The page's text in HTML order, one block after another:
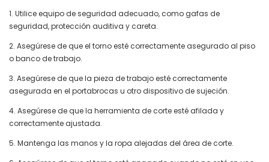
1. Utilice equipo de seguridad adecuado, como gafas de
seguridad, protección auditiva y careta.
2. Asegúrese de que el torno esté correctamente asegurado al piso
o banco de trabajo.
3. Asegúrese de que la pieza de trabajo esté correctamente
asegurada en el portabrocas u otro dispositivo de sujeción.
4. Asegúrese de que la herramienta de corte esté afilada y
correctamente ajustada.
5. Mantenga las manos y la ropa alejadas del área de corte.